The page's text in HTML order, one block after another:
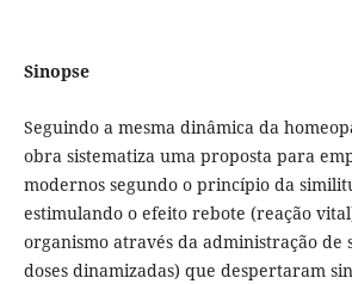
Sinopse
Seguindo a mesma dinâmica da
obra sistematiza uma proposta para
modernos segundo o princípio da
estimulando o efeito rebote (reação
organismo através da administração de
doses dinamizadas) que despertaram